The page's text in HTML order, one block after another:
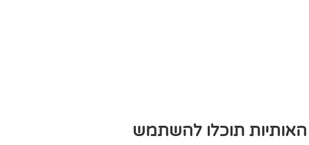
את האותיות תוכלו להשתמש